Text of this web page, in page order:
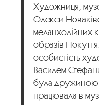
Художниця,
Олекси
меланхолійних
образів
особистість
Василем
була дружиною
працювала в